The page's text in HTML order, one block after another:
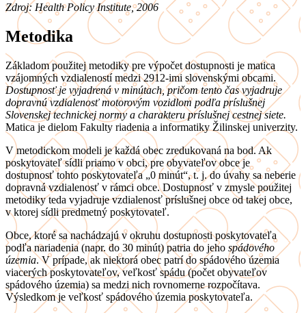
Zdroj: Health Policy Institute, 2006
Metodika
Základom použitej metodiky pre výpočet dostupnosti je matica
vzájomných vzdialeností medzi 2912-imi slovenskými obcami.
Dostupnosť je vyjadrená v minútach, pričom tento čas vyjadruje
dopravnú vzdialenosť motorovým vozidlom podľa príslušnej
Slovenskej technickej normy a charakteru príslušnej cestnej siete.
Matica je dielom Fakulty riadenia a informatiky Žilinskej univerzity.
V metodickom modeli je každá obec zredukovaná na bod. Ak
poskytovateľ sídli priamo v obci, pre obyvateľov obce je
dostupnosť tohto poskytovateľa „0 minút“, t. j. do úvahy sa neberie
dopravná vzdialenosť v rámci obce. Dostupnosť v zmysle použitej
metodiky teda vyjadruje vzdialenosť príslušnej obce od takej obce,
v ktorej sídli predmetný poskytovateľ.
Obce, ktoré sa nachádzajú v okruhu dostupnosti poskytovateľa
podľa nariadenia (napr. do 30 minút) patria do jeho spádového
územia. V prípade, ak niektorá obec patrí do spádového územia
viacerých poskytovateľov, veľkosť spádu (počet obyvateľov
spádového územia) sa medzi nich rovnomerne rozpočítava.
Výsledkom je veľkosť spádového územia poskytovateľa.